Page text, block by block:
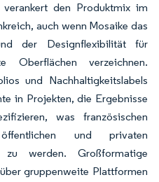
den Produktmix im
auch wenn Mosaike das
der Designflexibilität für
Oberflächen verzeichnen.
und Nachhaltigkeitslabels
in Projekten, die Ergebnisse
was französischen
und privaten
zu werden. Großformatige
gruppenweite Plattformen